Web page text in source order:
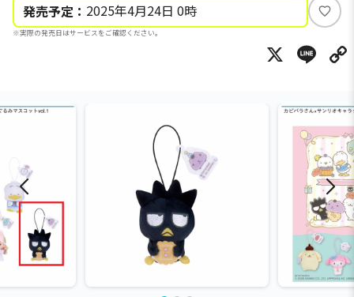
発売予定： 2025年4月24日 0時
※実際の発売日はサービスをご確認ください。
い
ね
X